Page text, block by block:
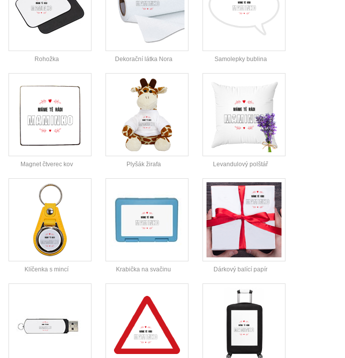
Rohožka Dekorační látka Nora Samolepky bublina
Magnet čtverec kov Plyšák žirafa Levandulový polštář
Klíčenka s mincí Krabička na svačinu Dárkový balící papír